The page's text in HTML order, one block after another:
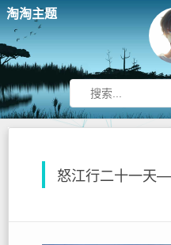
淘淘主题